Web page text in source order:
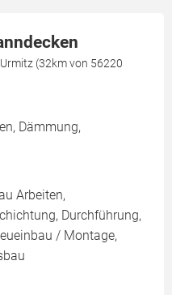
(32km von 56220
Dämmung,
Arbeiten,
Durchführung,
/ Montage,